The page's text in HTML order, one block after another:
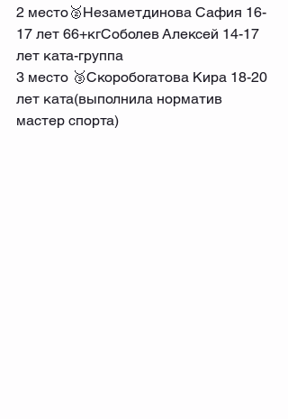
2 место🥈Незаметдинова Сафия 16-
17 лет 66+кгСоболев Алексей 14-17
лет ката-группа
3 место 🥉Скоробогатова Кира 18-20
лет ката(выполнила норматив
мастер спорта)